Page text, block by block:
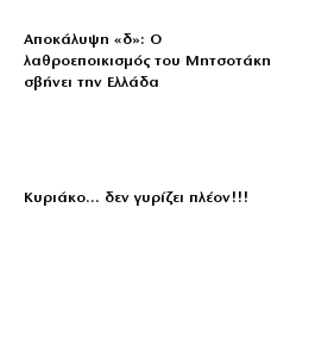
Αποκάλυψη «δ»: Ο
λαθροεποικισμός του Μητσοτάκη
σβήνει την Ελλάδα
Κυριάκο… δεν γυρίζει πλέον!!!